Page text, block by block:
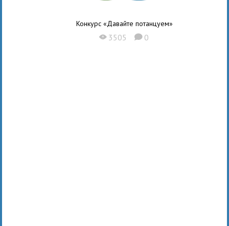
Конкурс «Давайте потанцуем»
X 3505 K 0